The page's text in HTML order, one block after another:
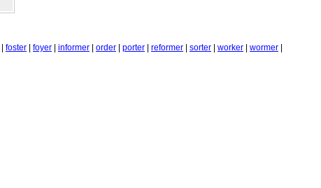
foster foyer informer order porter reformer sorter worker wormer